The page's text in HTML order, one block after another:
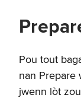
Pou tout
nan Prepare
jwenn lòt